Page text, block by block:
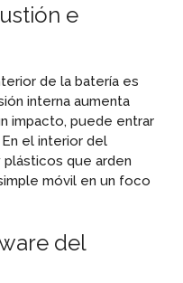
e
de la batería es
interna aumenta
impacto, puede entrar
En el interior del
que arden
móvil en un foco
del